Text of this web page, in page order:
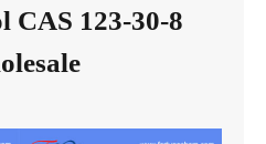
CAS 123-30-8